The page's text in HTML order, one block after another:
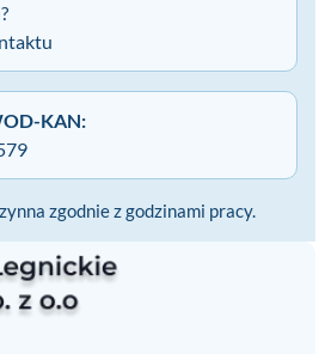
?
KAN:
zgodnie z godzinami pracy.